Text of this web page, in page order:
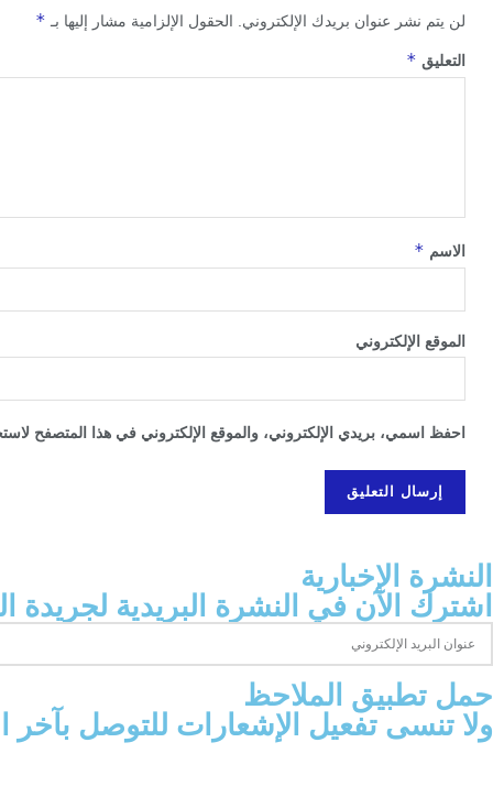
لن يتم نشر عنوان بريدك الإلكتروني. الحقول الإلزامية مشار إليها بـ *
التعليق *
الاسم *
الموقع الإلكتروني
احفظ اسمي، بريدي الإلكتروني، والموقع الإلكتروني في هذا المتصفح
النشرة الإخبارية
اشترك الآن في النشرة البريدية لجريدة
‫حمل تطبيق الملاحظ
ولا تنسى تفعيل الإشعارات للتوصل